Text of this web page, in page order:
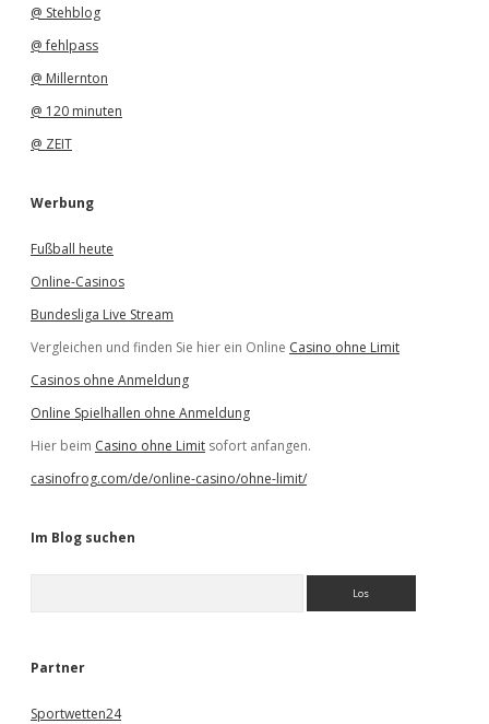
@ Stehblog
@ fehlpass
@ Millernton
@ 120 minuten
@ ZEIT
Werbung
Fußball heute
Online-Casinos
Bundesliga Live Stream
Vergleichen und finden Sie hier ein Online Casino ohne Limit
Casinos ohne Anmeldung
Online Spielhallen ohne Anmeldung
Hier beim Casino ohne Limit sofort anfangen.
casinofrog.com/de/online-casino/ohne-limit/
Im Blog suchen
e
Partner
Sportwetten24